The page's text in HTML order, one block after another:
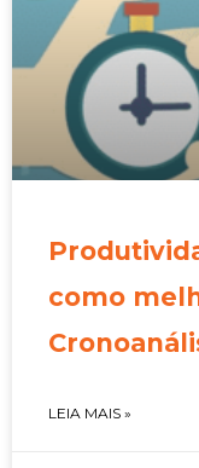
como
LEIA MAIS »